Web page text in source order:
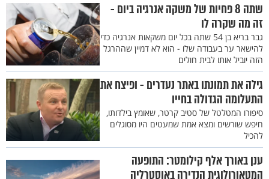
שתה 8 פחיות של משקה אנרגיה ביום -
זה מה שקרה לו
גבר בריא בן 54 שתה בכל יום משקאות אנרגיה כדי
להישאר ער בעבודה שלו - הוא לא דמיין שההרגל
הזה יוביל אותו לבית חולים
גילה את תמונתו באתר נעדרים - ופיצח את
התעלומה הגדולה בחייו
סיפורו המטלטל של סטיב קרטר, שאומץ בילדותו,
חיפש שורשים ומצא אמת שמעטים היו מסוגלים
להכיל
ענן באורך אלף קילומטר: התופעה
המטאורולוגית הנדירה באוסטרליה